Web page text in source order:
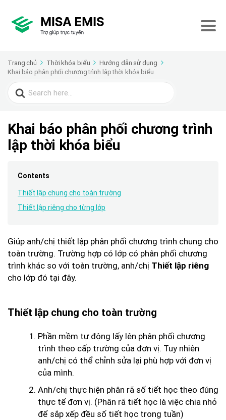
Trang chủ Thời khóa biểu
Hướng dẫn sử dụng
Khai báo phân phối chương trình lập thời khóa biểu
Search
for:
Khai báo phân phối chương trình
lập thời khóa biểu
Contents
Thiết lập chung cho toàn trường
Thiết lập riêng cho từng lớp
Giúp anh/chị thiết lập phân phối chương trình chung cho
toàn trường. Trường hợp có lớp có phân phối chương
trình khác so với toàn trường, anh/chị Thiết lập riêng
cho lớp đó tại đây.
Thiết lập chung cho toàn trường
Phần mềm tự động lấy lên phân phối chương
trình theo cấp trường của đơn vị. Tuy nhiên
anh/chị có thể chỉnh sửa lại phù hợp với đơn vị
của mình.
Anh/chị thực hiện phân rã số tiết học theo đúng
thực tế đơn vị. (Phân rã tiết học là việc chia nhỏ
để sắp xếp đều số tiết học trong tuần)